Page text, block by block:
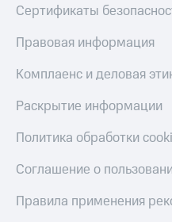
Сертификаты
Правовая информация
Комплаенс и деловая
Раскрытие информации
Политика обработки
Соглашение о
Правила применения